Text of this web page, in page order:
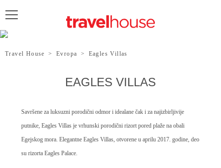
Travel House > Evropa > Eagles Villas
EAGLES VILLAS
Savršene za luksuzni porodični odmor i idealane čak i za najizbirljivije
putnike, Eagles Villas je vrhunski porodični rizort pored plaže na obali
Egejskog mora. Elegantne Eagles Villas, otvorene u aprilu 2017. godine, deo
su rizorta Eagles Palace.